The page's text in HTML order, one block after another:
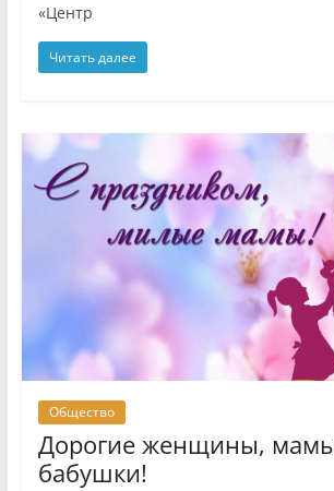
«Центр
Читать далее
Общество
Дорогие женщины,
бабушки!